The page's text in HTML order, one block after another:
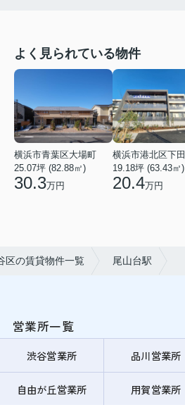
よく見られている物件
横浜市青葉区大場町
25.07坪 (82.88㎡)
30.3万円
19.18坪 (63.43㎡)
20.4万円
区の賃貸物件一覧 尾山台駅
営業所一覧
渋谷営業所 品川営業所
自由が丘営業所 用賀営業所